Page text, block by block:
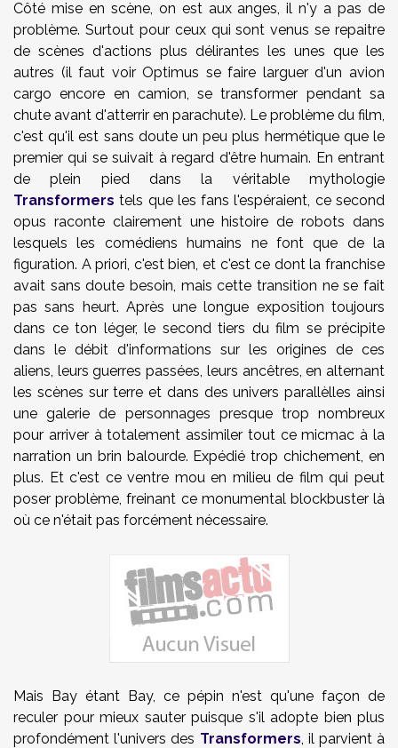
Côté mise en scène, on est aux anges, il n'y a pas de
problème. Surtout pour ceux qui sont venus se repaitre
de scènes d'actions plus délirantes les unes que les
autres (il faut voir Optimus se faire larguer d'un avion
cargo encore en camion, se transformer pendant sa
chute avant d'atterrir en parachute). Le problème du film,
c'est qu'il est sans doute un peu plus hermétique que le
premier qui se suivait à regard d'être humain. En entrant
de plein pied dans la véritable mythologie
Transformers tels que les fans l'espéraient, ce second
opus raconte clairement une histoire de robots dans
lesquels les comédiens humains ne font que de la
figuration. A priori, c'est bien, et c'est ce dont la franchise
avait sans doute besoin, mais cette transition ne se fait
pas sans heurt. Après une longue exposition toujours
dans ce ton léger, le second tiers du film se précipite
dans le débit d'informations sur les origines de ces
aliens, leurs guerres passées, leurs ancêtres, en alternant
les scènes sur terre et dans des univers parallèlles ainsi
une galerie de personnages presque trop nombreux
pour arriver à totalement assimiler tout ce micmac à la
narration un brin balourde. Expédié trop chichement, en
plus. Et c'est ce ventre mou en milieu de film qui peut
poser problème, freinant ce monumental blockbuster là
où ce n'était pas forcément nécessaire.
Mais Bay étant Bay, ce pépin n'est qu'une façon de
reculer pour mieux sauter puisque s'il adopte bien plus
profondément l'univers des Transformers, il parvient à